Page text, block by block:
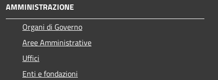
AMMINISTRAZIONE
Organi di Governo
Aree Amministrative
Uffici
Enti e fondazioni